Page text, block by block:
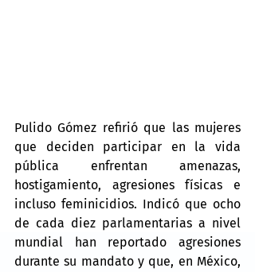
Pulido Gómez refirió que las mujeres
que deciden participar en la vida
pública enfrentan amenazas,
hostigamiento, agresiones físicas e
incluso feminicidios. Indicó que ocho
de cada diez parlamentarias a nivel
mundial han reportado agresiones
durante su mandato y que, en México,